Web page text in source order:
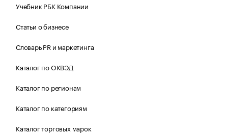
Учебник РБК Компании
Статьи о бизнесе
Словарь PR и маркетинга
Каталог по ОКВЭД
Каталог по регионам
Каталог по категориям
Каталог торговых марок